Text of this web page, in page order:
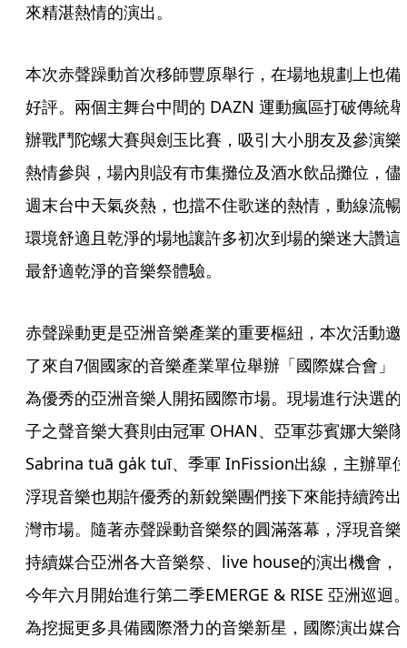
來精湛熱情的演出。
本次赤聲躁動首次移師豐原舉行，在場地規劃上也備
好評。兩個主舞台中間的 DAZN 運動瘋區打破傳統舉
辦戰鬥陀螺大賽與劍玉比賽，吸引大小朋友及參演樂
熱情參與，場內則設有市集攤位及酒水飲品攤位，儘
週末台中天氣炎熱，也擋不住歌迷的熱情，動線流暢
環境舒適且乾淨的場地讓許多初次到場的樂迷大讚這
最舒適乾淨的音樂祭體驗。
赤聲躁動更是亞洲音樂產業的重要樞紐，本次活動邀
了來自7個國家的音樂產業單位舉辦「國際媒合會」
為優秀的亞洲音樂人開拓國際市場。現場進行決選的
子之聲音樂大賽則由冠軍 OHAN、亞軍莎賓娜大樂隊
Sabrina tuā ga̍k tuī、季軍 InFission出線，主辦單
浮現音樂也期許優秀的新銳樂團們接下來能持續跨出
灣市場。隨著赤聲躁動音樂祭的圓滿落幕，浮現音樂
持續媒合亞洲各大音樂祭、live house的演出機會，
今年六月開始進行第二季EMERGE & RISE 亞洲巡迴
為挖掘更多具備國際潛力的音樂新星，國際演出媒合